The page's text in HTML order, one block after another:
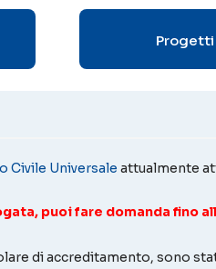
Progetti
Civile Universale attualmente
puoi fare domanda fino
di accreditamento, sono